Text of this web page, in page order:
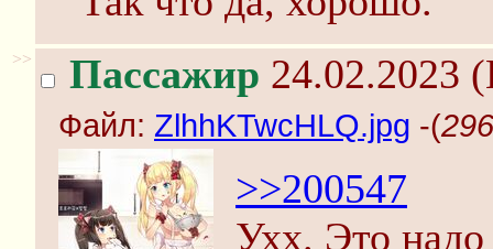
>> Пассажир 24.02.2023
Файл: ZlhhKTwcHLQ.jpg -(
>>200547
Ухх. Это